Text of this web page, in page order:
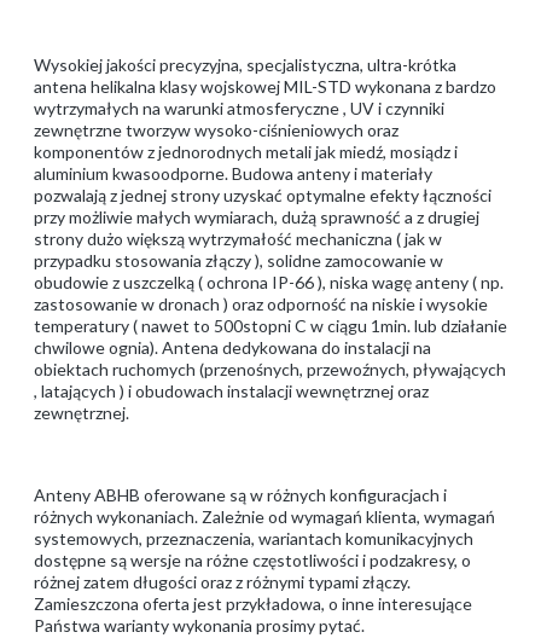
Wysokiej jakości precyzyjna, specjalistyczna, ultra-krótka
antena helikalna klasy wojskowej MIL-STD wykonana z bardzo
wytrzymałych na warunki atmosferyczne , UV i czynniki
zewnętrzne tworzyw wysoko-ciśnieniowych oraz
komponentów z jednorodnych metali jak miedź, mosiądz i
aluminium kwasoodporne. Budowa anteny i materiały
pozwalają z jednej strony uzyskać optymalne efekty łączności
przy możliwie małych wymiarach, dużą sprawność a z drugiej
strony dużo większą wytrzymałość mechaniczna ( jak w
przypadku stosowania złączy ), solidne zamocowanie w
obudowie z uszczelką ( ochrona IP-66 ), niska wagę anteny ( np.
zastosowanie w dronach ) oraz odporność na niskie i wysokie
temperatury ( nawet to 500stopni C w ciągu 1min. lub działanie
chwilowe ognia). Antena dedykowana do instalacji na
obiektach ruchomych (przenośnych, przewoźnych, pływających
, latających ) i obudowach instalacji wewnętrznej oraz
zewnętrznej.
Anteny ABHB oferowane są w różnych konfiguracjach i
różnych wykonaniach. Zależnie od wymagań klienta, wymagań
systemowych, przeznaczenia, wariantach komunikacyjnych
dostępne są wersje na różne częstotliwości i podzakresy, o
różnej zatem długości oraz z różnymi typami złączy.
Zamieszczona oferta jest przykładowa, o inne interesujące
Państwa warianty wykonania prosimy pytać.